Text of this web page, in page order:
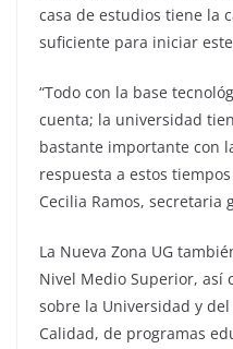
casa de estudios tiene la
suficiente para iniciar
“Todo con la base
cuenta; la universidad
bastante importante con
respuesta a estos
Cecilia Ramos, secretaria
La Nueva Zona UG
Nivel Medio Superior, así
sobre la Universidad y
Calidad, de programas